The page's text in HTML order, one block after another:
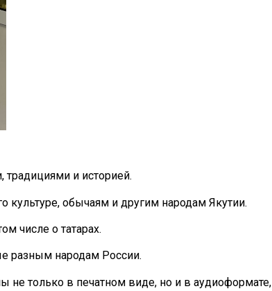
традициями и историей.
культуре, обычаям и другим народам Якутии.
числе о татарах.
разным народам России.
не только в печатном виде, но и в аудиоформате,